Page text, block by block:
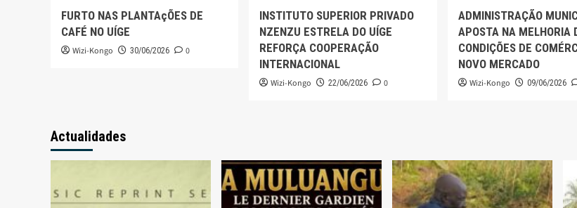
FURTO NAS PLANTAçÕES DE
CAFÉ NO UÍGE
Wizi-Kongo 30/06/2026 0
INSTITUTO SUPERIOR PRIVADO
NZENZU ESTRELA DO UÍGE
REFORÇA COOPERAÇÃO
INTERNACIONAL
Wizi-Kongo 22/06/2026 0
ADMINISTRAÇÃO
APOSTA NA MELHORIA
CONDIÇÕES DE
NOVO MERCADO
Wizi-Kongo 09/06/2026
Actualidades